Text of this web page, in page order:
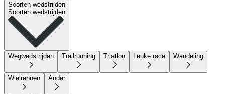
Soorten wedstrijden
Soorten wedstrijden
Wegwedstrijden Trailrunning Triatlon Leuke race Wandeling
Wielrennen Ander